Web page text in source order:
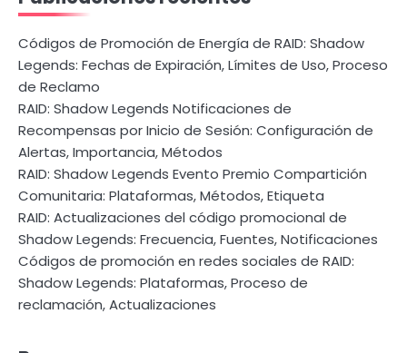
Códigos de Promoción de Energía de RAID: Shadow
Legends: Fechas de Expiración, Límites de Uso, Proceso
de Reclamo
RAID: Shadow Legends Notificaciones de
Recompensas por Inicio de Sesión: Configuración de
Alertas, Importancia, Métodos
RAID: Shadow Legends Evento Premio Compartición
Comunitaria: Plataformas, Métodos, Etiqueta
RAID: Actualizaciones del código promocional de
Shadow Legends: Frecuencia, Fuentes, Notificaciones
Códigos de promoción en redes sociales de RAID:
Shadow Legends: Plataformas, Proceso de
reclamación, Actualizaciones